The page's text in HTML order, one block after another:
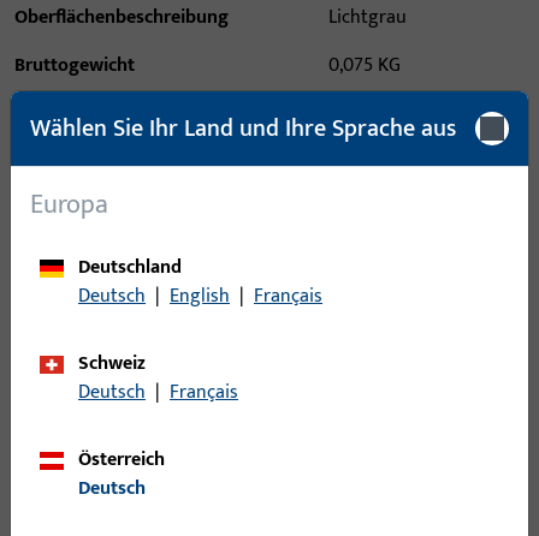
Oberflächenbeschreibung
Lichtgrau
Bruttogewicht
0,075 KG
Verpackungseinheit
500 PAA
Mindestbestelleinheit
50 PAA
Bitte melden Sie sich mit Ihren Kundendaten an um eine
Login
Wählen Sie Ihr Land und Ihre Sprache aus
Europa
Deutschland
Deutsch | English | Français
Schweiz
Deutsch | Français
Österreich
Deutsch